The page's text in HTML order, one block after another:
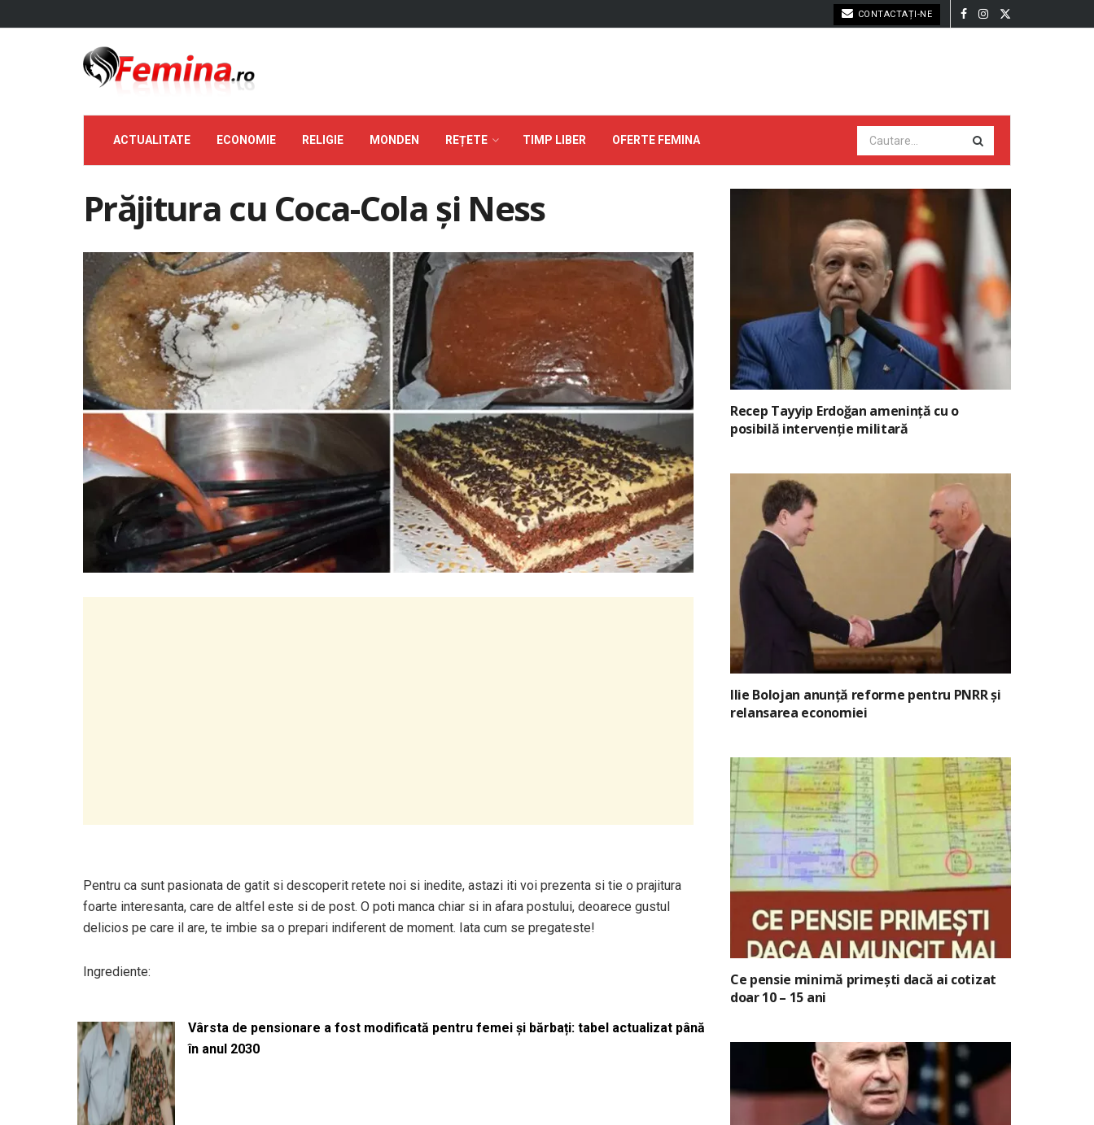
CONTACTAȚI-NE
ACTUALITATE ECONOMIE RELIGIE MONDEN REȚETE TIMP LIBER OFERTE FEMINA
Prăjitura cu Coca-Cola și Ness
Pentru ca sunt pasionata de gatit si descoperit retete noi si inedite, astazi iti voi prezenta si tie o prajitura
foarte interesanta, care de altfel este si de post. O poti manca chiar si in afara postului, deoarece gustul
delicios pe care il are, te imbie sa o prepari indiferent de moment. Iata cum se pregateste!
Ingrediente:
Vârsta de pensionare a fost modificată pentru femei și bărbați: tabel actualizat până
în anul 2030
Recep Tayyip Erdoğan amenință cu o
posibilă intervenție militară
Ilie Bolojan anunță reforme pentru PNRR și
relansarea economiei
Ce pensie minimă primești dacă ai cotizat
doar 10 – 15 ani